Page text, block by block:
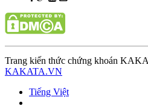
Trang kiến thức chứng khoán
KAKATA.VN
Tiếng Việt